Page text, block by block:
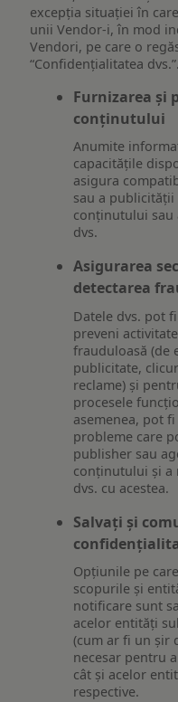
excepția situației în
unii Vendor-i, în mod
Vendori, pe care o
“Confidențialitatea dvs.”.
Furnizarea și
conținutului
Anumite
capacitățile
asigura
sau a
conținutului sau
dvs.
Asigurarea
detectarea
Datele dvs. pot
preveni
frauduloasă (de
publicitate,
reclame) și
procesele
asemenea, pot
probleme care
publisher sau
conținutului și a
dvs. cu acestea.
Salvați și
Opțiunile pe
scopurile și
notificare sunt
acelor entități
(cum ar fi un șir
necesar pentru
cât și acelor
respective.